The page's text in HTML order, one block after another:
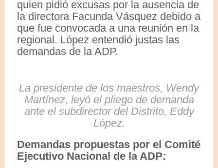
quien pidió excusas por la ausencia de
la directora Facunda Vásquez debido a
que fue convocada a una reunión en la
regional. López entendió justas las
demandas de la ADP.
La presidente de los maestros, Wendy
Martínez, leyó el pliego de demanda
ante el subdirector del Distrito, Eddy
López.
Demandas propuestas por el Comité
Ejecutivo Nacional de la ADP: